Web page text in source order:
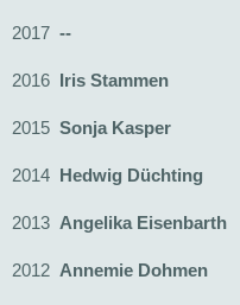
2017 --
2016 Iris Stammen
2015 Sonja Kasper
2014 Hedwig Düchting
2013 Angelika Eisenbarth
2012 Annemie Dohmen